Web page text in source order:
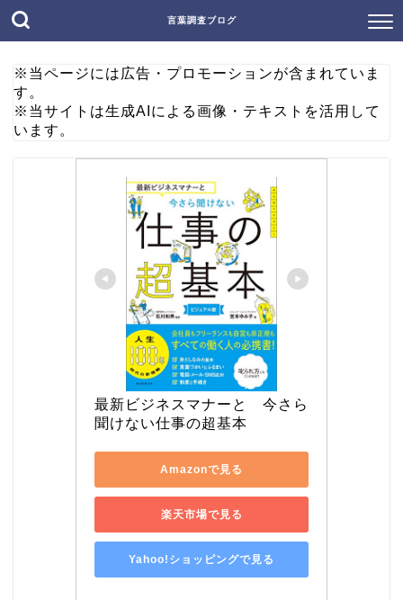
言葉調査ブログ
※当ページには広告・プロモーションが含まれていま
す。
※当サイトは生成AIによる画像・テキストを活用して
います。
最新ビジネスマナーと　今さら
聞けない仕事の超基本
Amazonで見る
楽天市場で見る
Yahoo!ショッピングで見る